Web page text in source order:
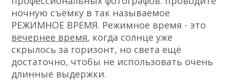
ночную съёмку в так называемое
РЕЖИМНОЕ ВРЕМЯ. Режимное время - это
вечернее время, когда солнце уже
скрылось за горизонт, но света ещё
достаточно, чтобы не использовать очень
длинные выдержки.